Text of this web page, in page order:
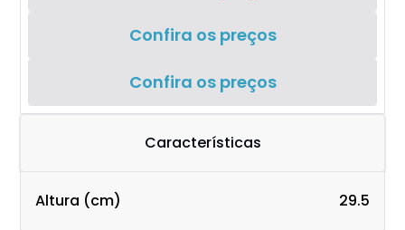
Confira os preços
Confira os preços
Características
Altura (cm) 29.5